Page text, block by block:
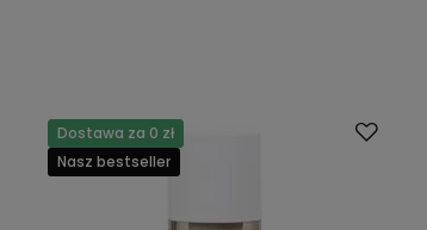
Dostawa za 0 zł
Nasz bestseller